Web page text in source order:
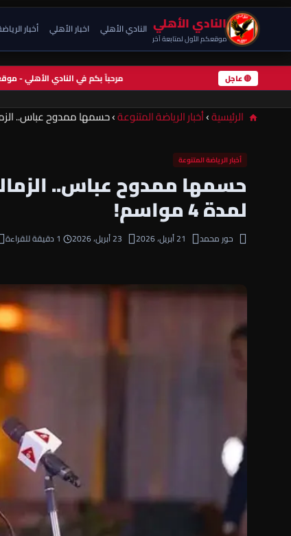
النادي الأهلي
موقعكم الأول لمتابعة آخر
النادي الأهلي اخبار الأهلي أخبار
🔴 عاجل مرحباً بكم في النادي الأهلي -
الرئيسية›أخبار الرياضة المتنوعة›حسمها ممدوح عباس..
أخبار الرياضة المتنوعة
حسمها ممدوح عباس..
لمدة 4 مواسم!
حور محمد 21 أبريل، 2026 23 أبريل، 2026 1 دقيقة للقراءة